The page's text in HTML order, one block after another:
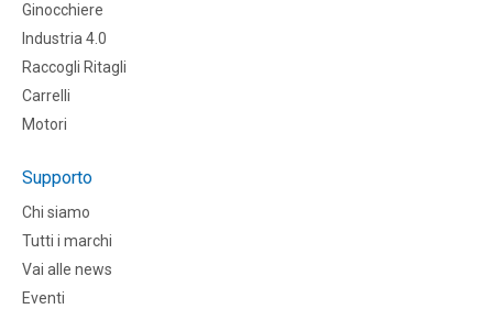
Ginocchiere
Industria 4.0
Raccogli Ritagli
Carrelli
Motori
Supporto
Chi siamo
Tutti i marchi
Vai alle news
Eventi